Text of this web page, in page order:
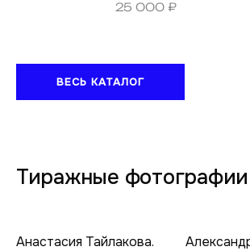
God knows what III. 40х50
25 000 ₽
ВЕСЬ КАТАЛОГ
Тиражные фотографии
Анастасия Тайлакова.